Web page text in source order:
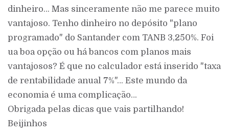
dinheiro… Mas sinceramente não me parece muito
vantajoso. Tenho dinheiro no depósito "plano
programado" do Santander com TANB 3,250%. Foi
ua boa opção ou há bancos com planos mais
vantajosos? É que no calculador está inserido "taxa
de rentabilidade anual 7%"… Este mundo da
economia é uma complicação…
Obrigada pelas dicas que vais partilhando!
Beijinhos